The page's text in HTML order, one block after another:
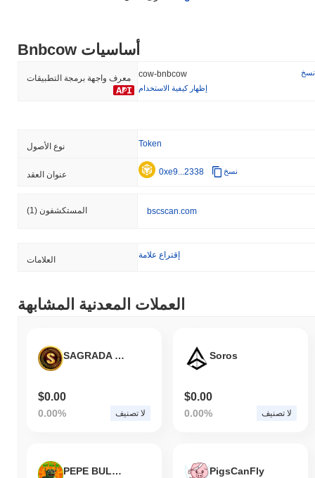
Bnbcow أساسيات
معرف واجهة برمجة التطبيقات cow-bnbcow
نسخ
إظهار كيفية الاستخدام
نوع الأصول Token
عنوان العقد 0xe9...2338 نسخ
المستكشفون (1) bscscan.com
العلامات إقتراع علامة
العملات المعدنية المشابهة
SAGRADA GOLD
$0.00
0.00% لا تصنيف
Soros
$0.00
0.00% لا تصنيف
PEPE BULL INU PigsCanFly